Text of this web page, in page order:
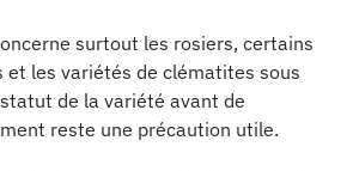
surtout les rosiers, certains
et les variétés de clématites sous
de la variété avant de
reste une précaution utile.